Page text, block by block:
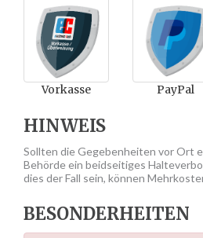
Vorkasse PayPal
HINWEIS
Sollten die Gegebenheiten vor Ort
Behörde ein beidseitiges
dies der Fall sein, können
BESONDERHEITEN